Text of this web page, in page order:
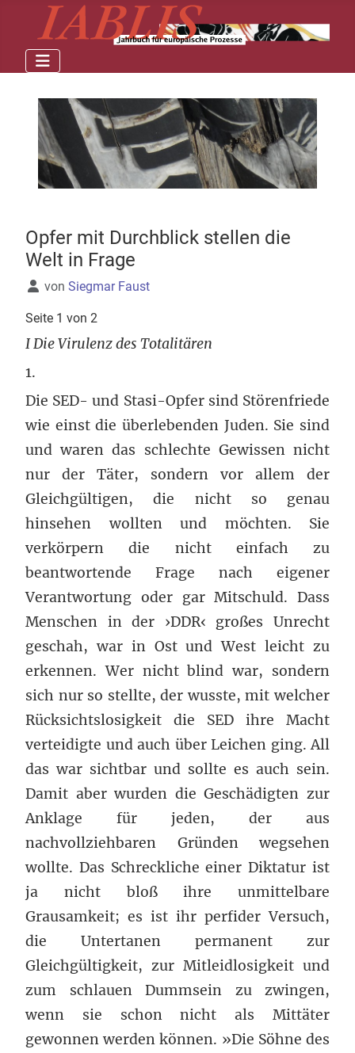
Opfer mit Durchblick stellen die
Welt in Frage
Details
von Siegmar Faust
Seite 1 von 2
I Die Virulenz des Totalitären
1.
Die SED- und Stasi-Opfer sind Störenfriede
wie einst die überlebenden Juden. Sie sind
und waren das schlechte Gewissen nicht
nur der Täter, sondern vor allem der
Gleichgültigen, die nicht so genau
hinsehen wollten und möchten. Sie
verkörpern die nicht einfach zu
beantwortende Frage nach eigener
Verantwortung oder gar Mitschuld. Dass
Menschen in der ›DDR‹ großes Unrecht
geschah, war in Ost und West leicht zu
erkennen. Wer nicht blind war, sondern
sich nur so stellte, der wusste, mit welcher
Rücksichtslosigkeit die SED ihre Macht
verteidigte und auch über Leichen ging. All
das war sichtbar und sollte es auch sein.
Damit aber wurden die Geschädigten zur
Anklage für jeden, der aus
nachvollziehbaren Gründen wegsehen
wollte. Das Schreckliche einer Diktatur ist
ja nicht bloß ihre unmittelbare
Grausamkeit; es ist ihr perfider Versuch,
die Untertanen permanent zur
Gleichgültigkeit, zur Mitleidlosigkeit und
zum schlauen Dummsein zu zwingen,
wenn sie schon nicht als Mittäter
gewonnen werden können. »Die Söhne des